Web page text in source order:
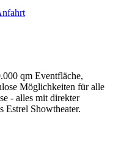
qm Eventfläche,
Möglichkeiten für alle
- alles mit direkter
Estrel Showtheater.